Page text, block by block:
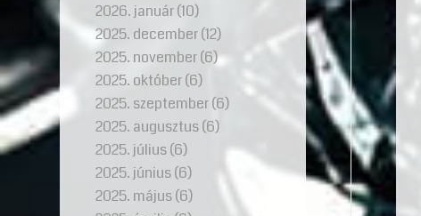
2026. január(10)
2025. december(12)
2025. november(6)
2025. október(6)
2025. szeptember(6)
2025. augusztus(6)
2025. július(6)
2025. június(6)
2025. május(6)